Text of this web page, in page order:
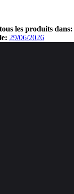
les produits dans:
29/06/2026